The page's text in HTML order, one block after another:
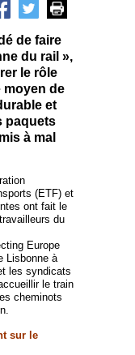
de faire
du rail »,
le rôle
moyen de
et
paquets
à mal
(ETF) et
ont fait le
du
Europe
Lisbonne à
les syndicats
le train
cheminots
sur le